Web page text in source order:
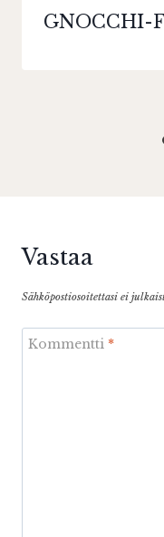
GNOCCHI-
Vastaa
Sähköpostiosoitettasi ei
Kommentti *